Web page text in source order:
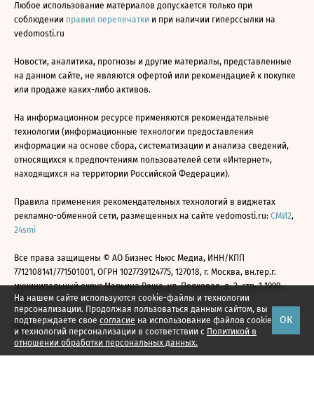
На нашем сайте используются cookie-файлы и технологии
персонализации. Продолжая пользоваться данным сайтом, вы
подтверждаете свое согласие на использование файлов cookie
и технологий персонализации в соответствии с Политикой в
отношении обработки персональных данных.
ОК
Любое использование материалов допускается только при
соблюдении правил перепечатки и при наличии гиперссылки на
vedomosti.ru
Новости, аналитика, прогнозы и другие материалы, представленные
на данном сайте, не являются офертой или рекомендацией к покупке
или продаже каких-либо активов.
На информационном ресурсе применяются рекомендательные
технологии (информационные технологии предоставления
информации на основе сбора, систематизации и анализа сведений,
относящихся к предпочтениям пользователей сети «Интернет»,
находящихся на территории Российской Федерации).
Правила применения рекомендательных технологий в виджетах
рекламно-обменной сети, размещенных на сайте vedomosti.ru: СМИ2,
24smi
Все права защищены © АО Бизнес Ньюс Медиа, ИНН/КПП
7712108141/771501001, ОГРН 1027739124775, 127018, г. Москва, вн.тер.г.
муниципальный округ Марьина Роща, ул. Полковая, д. 3, стр. 1 1999—
2026